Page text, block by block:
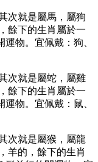
次就是屬⾺，屬狗
餘下的⽣肖屬於⼀
物。宜佩戴：狗、
次就是屬蛇，屬雞
餘下的⽣肖屬於⼀
物。宜佩戴：⿏、
次就是屬猴，屬⿓
⽺的，餘下的⽣肖